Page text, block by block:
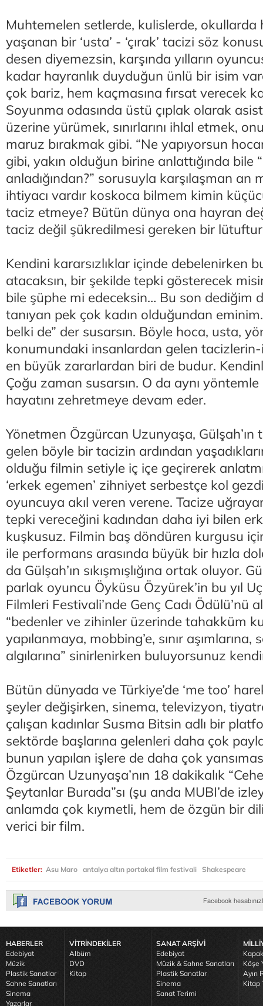
Muhtemelen setlerde, kulislerde, okullarda
yaşanan bir ‘usta’ - ‘çırak’ tacizi söz
desen diyemezsin, karşında yılların
kadar hayranlık duyduğun ünlü bir isim
çok bariz, hem kaçmasına fırsat verecek
Soyunma odasında üstü çıplak olarak
üzerine yürümek, sınırlarını ihlal etmek,
maruz bırakmak gibi. “Ne yapıyorsun
gibi, yakın olduğun birine anlattığında bile
anladığından?” sorusuyla karşılaşman an
ihtiyacı vardır koskoca bilmem kimin
taciz etmeye? Bütün dünya ona hayran
taciz değil şükredilmesi gereken bir
Kendini kararsızlıklar içinde debelenirken
atacaksın, bir şekilde tepki gösterecek
bile şüphe mi edeceksin… Bu son dediğim
tanıyan pek çok kadın olduğundan
belki de” der susarsın. Böyle hoca, usta,
konumundaki insanlardan gelen
en büyük zararlardan biri de budur.
Çoğu zaman susarsın. O da aynı yöntemle
hayatını zehretmeye devam eder.
Yönetmen Özgürcan Uzunyaşa, Gülşah’ın
gelen böyle bir tacizin ardından
olduğu filmin setiyle iç içe geçirerek
‘erkek egemen’ zihniyet serbestçe kol
oyuncuya akıl veren verene. Tacize
tepki vereceğini kadından daha iyi bilen
kuşkusuz. Filmin baş döndüren kurgusu
ile performans arasında büyük bir hızla
da Gülşah’ın sıkışmışlığına ortak oluyor.
parlak oyuncu Öyküsu Özyürek’in bu yıl
Filmleri Festivali’nde Genç Cadı Ödülü’nü
“bedenler ve zihinler üzerinde tahakküm
yapılanmaya, mobbing’e, sınır
algılarına” sinirlenirken buluyorsunuz
Bütün dünyada ve Türkiye’de ‘me too’
şeyler değişirken, sinema, televizyon,
çalışan kadınlar Susma Bitsin adlı bir
sektörde başlarına gelenleri daha çok
bunun yapılan işlere de daha çok
Özgürcan Uzunyaşa’nın 18 dakikalık
Şeytanlar Burada”sı (şu anda MUBI’de
anlamda çok kıymetli, hem de özgün bir
verici bir film.
Etiketler: Asu Maro antalya altın portakal film festivali Shakespeare
HABERLER
Edebiyat
Müzik
Plastik Sanatlar
Sahne Sanatları
Sinema
Yazarlar
VİTRİNDEKİLER
Albüm
DVD
Kitap
SANAT ARŞİVİ
Edebiyat
Müzik & Sahne Sanatları
Plastik Sanatlar
Sinema
Sanat Terimi
Köşe
Ayın
Kitap